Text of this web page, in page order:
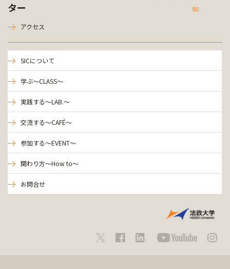
ター
SIC
アクセス
SICについて
学ぶ～CLASS～
実践する～LAB.～
交流する～CAFÉ～
参加する～EVENT～
関わり方～How to～
お問合せ